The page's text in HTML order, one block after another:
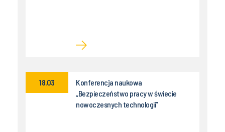
Konferencja naukowa
„Bezpieczeństwo pracy w świecie
nowoczesnych technologii”
18.03